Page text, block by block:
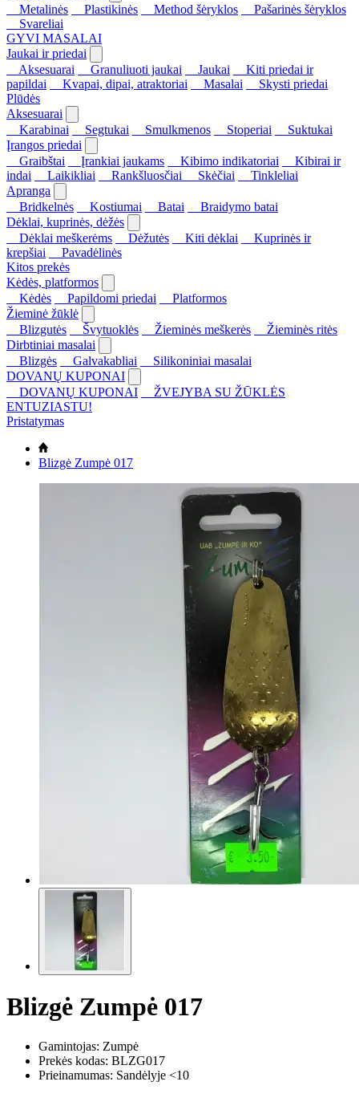
Metalinės
Plastikinės Method šėryklos
Pašarinės šėryklos
Svareliai
GYVI MASALAI
Jaukai ir priedai
Aksesuarai
Granuliuoti jaukai Jaukai
Kiti priedai ir
papildai
Kvapai, dipai, atraktoriai Masalai
Skysti priedai
Plūdės
Aksesuarai
Karabinai
Segtukai Smulkmenos Stoperiai
Suktukai
Įrangos priedai
Graibštai
Įrankiai jaukams Kibimo indikatoriai
Kibirai ir
indai
Laikikliai Rankšluosčiai Skėčiai
Tinkleliai
Apranga
Bridkelnės
Kostiumai Batai
Braidymo batai
Dėklai, kuprinės, dėžės
Dėklai meškerėms
Dėžutės Kiti dėklai
Kuprinės ir
krepšiai
Pavadėlinės
Kitos prekės
Kėdės, platformos
Kėdės
Papildomi priedai
Platformos
Žieminė žūklė
Blizgutės
Švytuoklės Žieminės meškerės
Žieminės ritės
Dirbtiniai masalai
Blizgės
Galvakabliai
Silikoniniai masalai
DOVANŲ KUPONAI
DOVANŲ KUPONAI
ŽVEJYBA SU ŽŪKLĖS
ENTUZIASTU!
Pristatymas
Blizgė Zumpė 017
Blizgė Zumpė 017
Gamintojas: Zumpė
Prekės kodas: BLZG017
Prieinamumas: Sandėlyje <10